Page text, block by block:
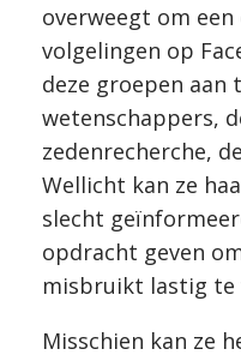
overweegt om
volgelingen op
deze groepen aan
wetenschappers,
zedenrecherche,
Wellicht kan ze
slecht
opdracht geven
misbruikt lastig te
Misschien kan ze